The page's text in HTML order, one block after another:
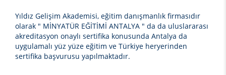
Yıldız Gelişim Akademisi, eğitim danışmanlık firmasıdır
olarak " MİNYATÜR EĞİTİMİ ANTALYA " da da uluslararası
akreditasyon onaylı sertifika konusunda Antalya da
uygulamalı yüz yüze eğitim ve Türkiye heryerinden
sertifika başvurusu yapılmaktadır.